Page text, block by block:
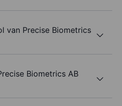
van Precise Biometrics
Biometrics AB